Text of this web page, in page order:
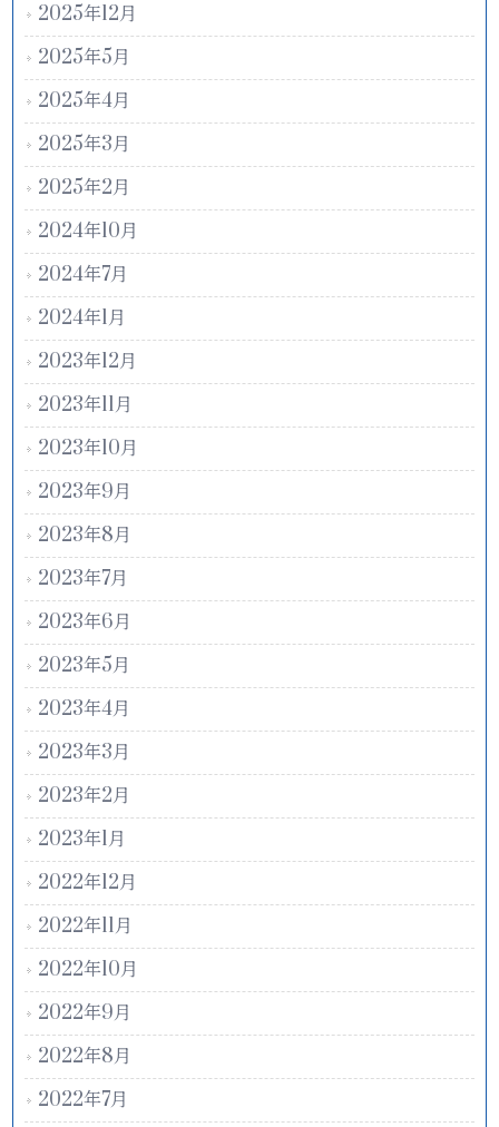
2025年12月
2025年5月
2025年4月
2025年3月
2025年2月
2024年10月
2024年7月
2024年1月
2023年12月
2023年11月
2023年10月
2023年9月
2023年8月
2023年7月
2023年6月
2023年5月
2023年4月
2023年3月
2023年2月
2023年1月
2022年12月
2022年11月
2022年10月
2022年9月
2022年8月
2022年7月